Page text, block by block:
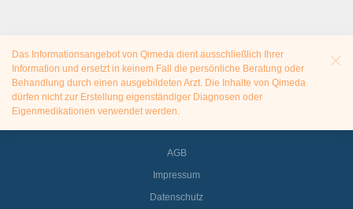
Das Informationsangebot von Qimeda dient ausschließlich Ihrer
Information und ersetzt in keinem Fall die persönliche Beratung oder
Behandlung durch einen ausgebildeten Arzt. Die Inhalte von Qimeda
dürfen nicht zur Erstellung eigenständiger Diagnosen oder
Eigenmedikationen verwendet werden.
AGB
Impressum
Datenschutz